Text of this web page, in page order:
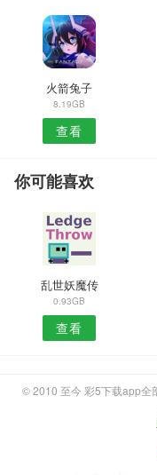
火箭兔子
8.19GB
查看
你可能喜欢
乱世妖魔传
0.93GB
查看
© 2010 至今 彩5下载app全